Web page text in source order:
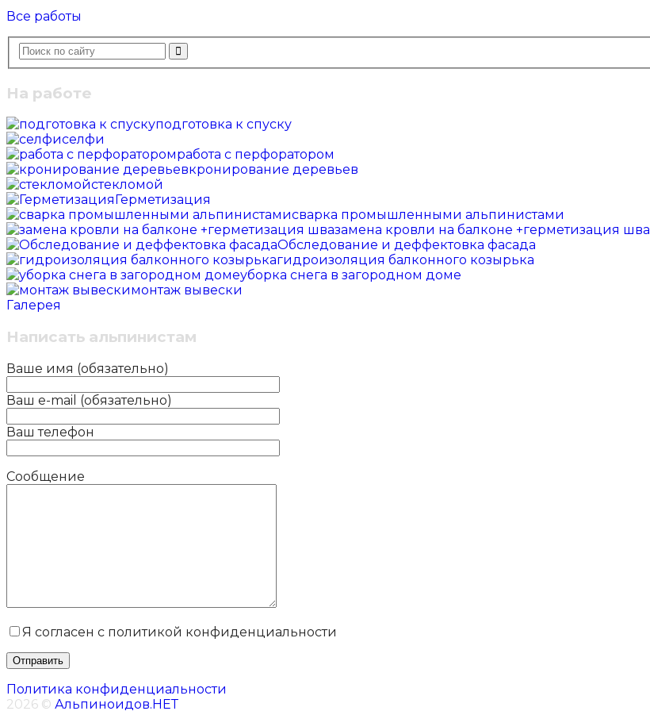
Все работы
На работе
подготовка к спуску
селфи
работа с перфоратором
кронирование деревьев
стекломой
Герметизация
сварка промышленными альпинистами
замена кровли на балконе +герметизация шва
Обследование и деффектовка фасада
гидроизоляция балконного козырька
уборка снега в загородном доме
монтаж вывески
Галерея
Написать альпинистам
Ваше имя (обязательно)
Ваш e-mail (обязательно)
Ваш телефон
Сообщение
Я согласен с политикой конфиденциальности
Политика конфиденциальности
2026 © Альпиноидов.НЕТ